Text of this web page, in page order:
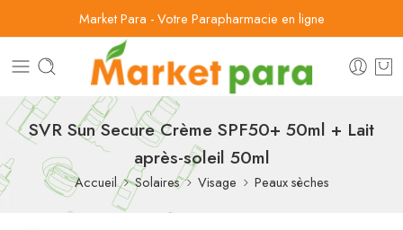
Market Para - Votre Parapharmacie en ligne
SVR Sun Secure Crème SPF50+ 50ml + Lait
après-soleil 50ml
Accueil Solaires Visage Peaux sèches